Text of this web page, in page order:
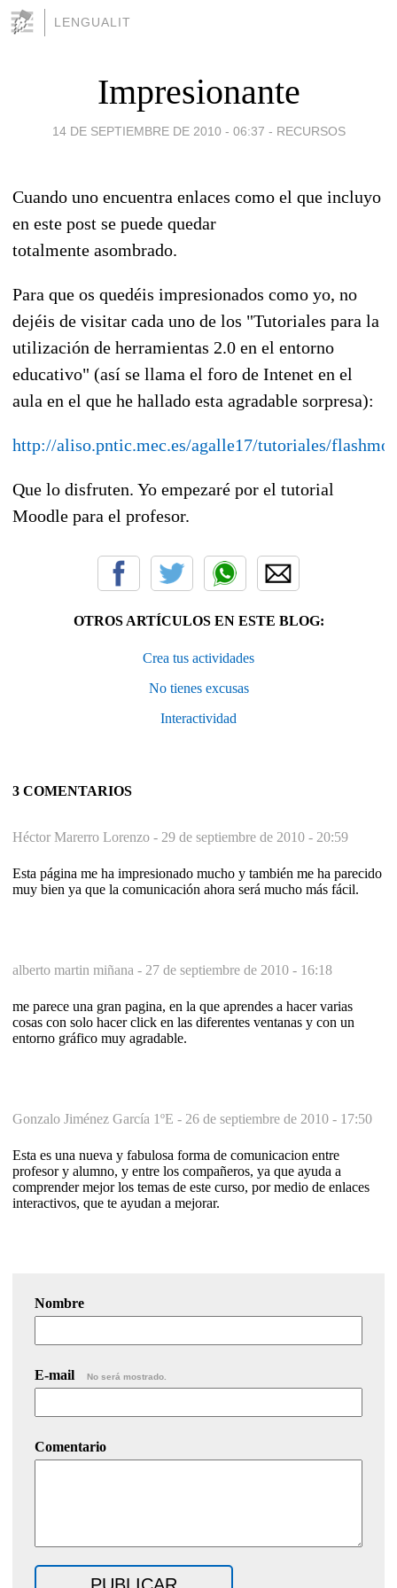
LENGUALIT
Impresionante
14 DE SEPTIEMBRE DE 2010 - 06:37 - RECURSOS
Cuando uno encuentra enlaces como el que incluyo
en este post se puede quedar
totalmente asombrado.
Para que os quedéis impresionados como yo, no
dejéis de visitar cada uno de los "Tutoriales para la
utilización de herramientas 2.0 en el entorno
educativo" (así se llama el foro de Intenet en el
aula en el que he hallado esta agradable sorpresa):
http://aliso.pntic.mec.es/agalle17/tutoriales/
Que lo disfruten. Yo empezaré por el tutorial
Moodle para el profesor.
OTROS ARTÍCULOS EN ESTE BLOG:
Crea tus actividades
No tienes excusas
Interactividad
3 COMENTARIOS
Héctor Marerro Lorenzo - 29 de septiembre de 2010 - 20:59
Esta página me ha impresionado mucho y también me ha parecido
muy bien ya que la comunicación ahora será mucho más fácil.
alberto martin miñana - 27 de septiembre de 2010 - 16:18
me parece una gran pagina, en la que aprendes a hacer varias
cosas con solo hacer click en las diferentes ventanas y con un
entorno gráfico muy agradable.
Gonzalo Jiménez García 1ºE - 26 de septiembre de 2010 - 17:50
Esta es una nueva y fabulosa forma de comunicacion entre
profesor y alumno, y entre los compañeros, ya que ayuda a
comprender mejor los temas de este curso, por medio de enlaces
interactivos, que te ayudan a mejorar.
Nombre
E-mail No será mostrado.
Comentario